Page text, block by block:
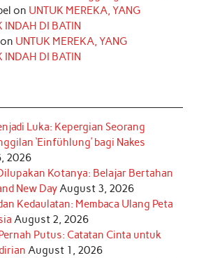
t
on UNTUK MEREKA, YANG
INDAH DI BATIN
on UNTUK MEREKA, YANG
INDAH DI BATIN
Luka: Kepergian Seorang
‘Einfühlung’ bagi Nakes
2026
Kotanya: Belajar Bertahan
New DayAugust 3, 2026
Kedaulatan: Membaca Ulang Peta
August 2, 2026
Putus: Catatan Cinta untuk
August 1, 2026